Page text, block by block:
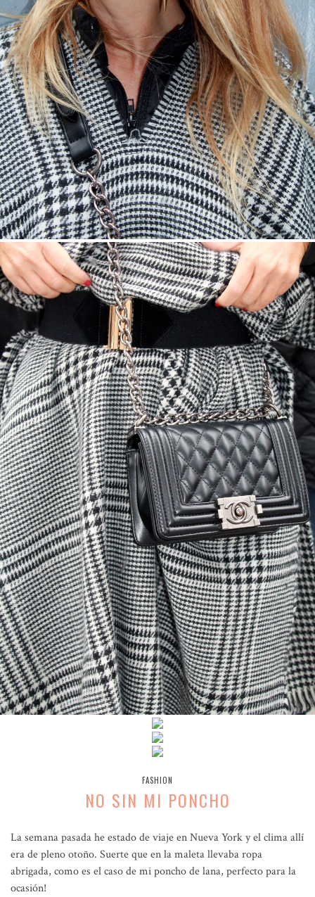
FASHION
NO SIN MI PONCHO
La semana pasada he estado de viaje en Nueva York y el clima allí
era de pleno otoño. Suerte que en la maleta llevaba ropa
abrigada, como es el caso de mi poncho de lana, perfecto para la
ocasión!